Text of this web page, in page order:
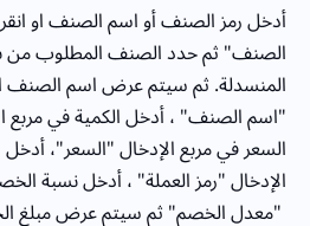
أدخل رمز الصنف أو اسم الصنف او
الصنف" ثم حدد الصنف المطلوب من
المنسدلة. ثم سيتم عرض اسم الصنف
"اسم الصنف" ، أدخل الكمية في مربع
السعر في مربع الإدخال "السعر"، أدخل
الإدخال "رمز العملة" ، أدخل نسبة
"معدل الخصم" ثم سيتم عرض مبلغ